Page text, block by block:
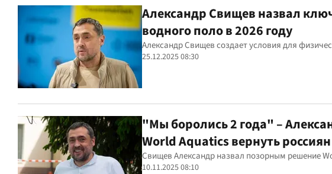
Александр Свищев назвал
водного поло в 2026 году
Александр Свищев создает условия для
25.12.2025 08:30
"Мы боролись 2 года" –
World Aquatics вернуть
Свищев Александр назвал позорным решение
10.11.2025 08:10